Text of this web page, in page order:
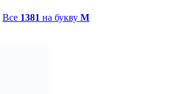
Все 1381 на букву M